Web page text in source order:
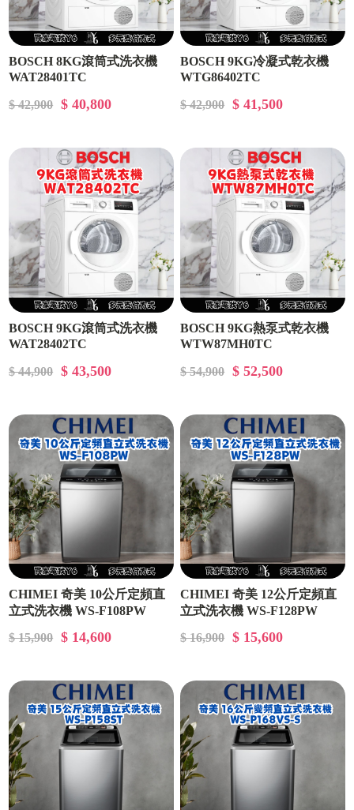
BOSCH 8KG滾筒式洗衣機
WAT28401TC
$ 42,900 $ 40,800
BOSCH 9KG冷凝式乾衣機
WTG86402TC
$ 42,900 $ 41,500
BOSCH 9KG滾筒式洗衣機
WAT28402TC
$ 44,900 $ 43,500
BOSCH 9KG熱泵式乾衣機
WTW87MH0TC
$ 54,900 $ 52,500
CHIMEI 奇美 10公斤定頻直
立式洗衣機 WS-F108PW
$ 15,900
$ 14,600
CHIMEI 奇美 12公斤定頻直
立式洗衣機 WS-F128PW
$ 16,900
$ 15,600